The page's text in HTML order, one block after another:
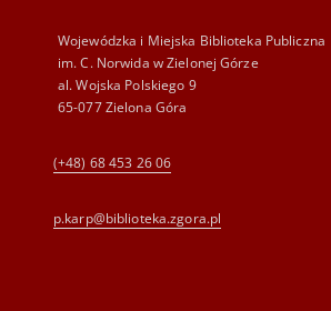
Wojewódzka i Miejska Biblioteka Publiczna
im. C. Norwida w Zielonej Górze
al. Wojska Polskiego 9
65-077 Zielona Góra
(+48) 68 453 26 06
p.karp@biblioteka.zgora.pl